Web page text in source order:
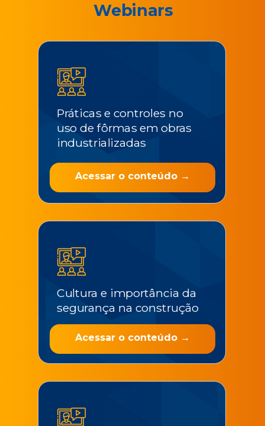
Webinars
Práticas e controles no
uso de fôrmas em obras
industrializadas
Acessar o conteúdo →
Cultura e importância da
segurança na construção
Acessar o conteúdo →